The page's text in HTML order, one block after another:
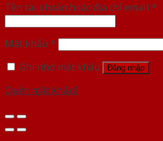
Tên tài khoản hoặc địa chỉ email *
Mật khẩu *
Ghi nhớ mật khẩu
Đăng nhập
Quên mật khẩu?